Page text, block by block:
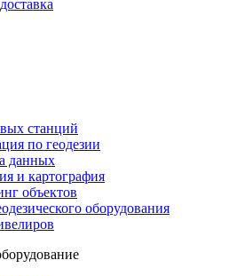
станций
по геодезии
данных
и картография
объектов
оборудования